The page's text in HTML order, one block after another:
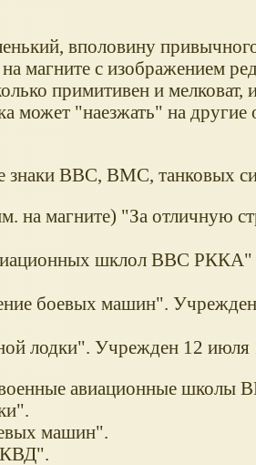
вполовину
магните с изображением
примитивен и
может "наезжать" на
знаки ВВС, ВМС, танковых
магните) "За отличную
шклол ВВС
боевых машин".
лодки". Учрежден 12 июля
авиационные
машин".